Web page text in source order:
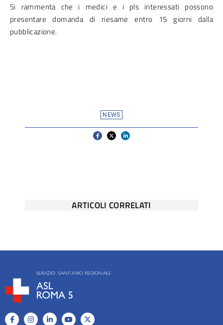
Si rammenta che i medici e i pls interessati possono
presentare domanda di riesame entro 15 giorni dalla
pubblicazione.
NEWS
ARTICOLI CORRELATI